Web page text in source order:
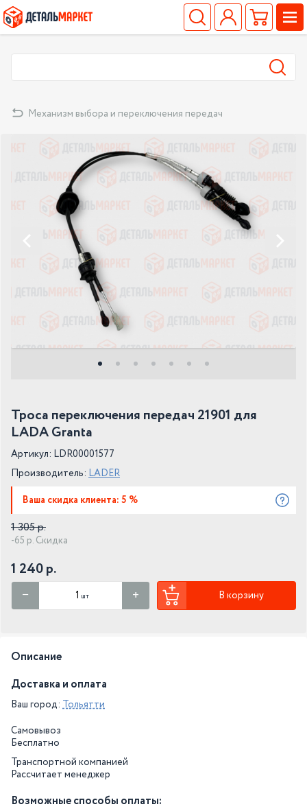
Механизм выбора и переключения передач
Троса переключения передач 21901 для
LADA Granta
Артикул: LDR00001577
Производитель: LADER
Ваша скидка клиента: 5 %
1 305 р.
-65 р. Скидка
1 240 р.
шт В корзину
Описание
Доставка и оплата
Ваш город: Тольятти
Самовывоз
Бесплатно
Транспортной компанией
Рассчитает менеджер
Возможные способы оплаты: